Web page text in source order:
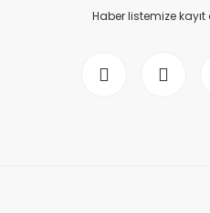
Haber listemize